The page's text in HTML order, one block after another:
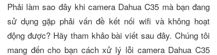
Phải làm sao đây khi camera Dahua C35 mà bạn đang
sử dụng gặp phải vấn đề kết nối wifi và không hoạt
động được? Hãy tham khảo bài viết sau đây. Chúng tôi
mang đến cho bạn cách xử lý lỗi camera Dahua C35